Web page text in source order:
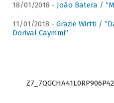
18/01/2018 - João Batera /
11/01/2018 - Grazie Wirtti /
Dorival Caymmi”